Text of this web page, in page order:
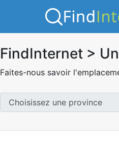
FindInternet >
Faites-nous savoir